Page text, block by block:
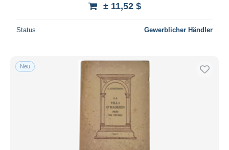
± 11,52 $
Status Gewerblicher Händler
Neu